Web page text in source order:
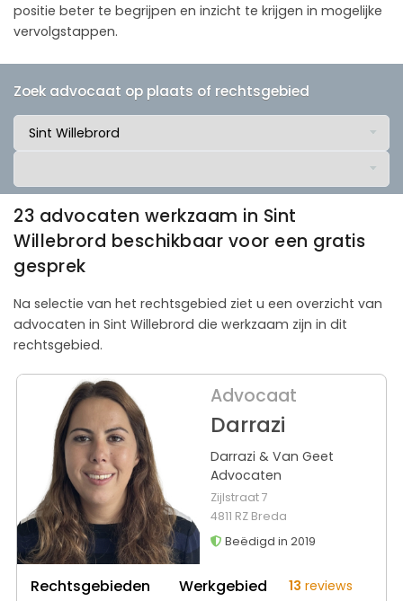
positie beter te begrijpen en inzicht te krijgen in mogelijke
vervolgstappen.
Zoek advocaat op plaats of rechtsgebied
23 advocaten werkzaam in Sint
Willebrord beschikbaar voor een gratis
gesprek
Na selectie van het rechtsgebied ziet u een overzicht van
advocaten in Sint Willebrord die werkzaam zijn in dit
rechtsgebied.
Advocaat
Darrazi
Darrazi & Van Geet
Advocaten
Zijlstraat 7
4811 RZ Breda
Beëdigd in 2019
Rechtsgebieden Werkgebied 13 reviews